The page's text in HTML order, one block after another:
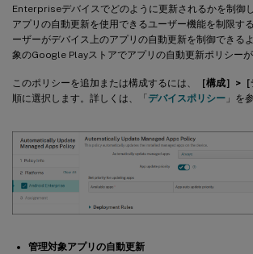
Enterpriseデバイスでどのように更新されるかを制御
アプリの自動更新を使用できるユーザー機能を制限す
ーザーがデバイス上のアプリの自動更新を制御できる
象のGoogle Playストアでアプリの自動更新ポリシーが
このポリシーを追加または構成するには、 ［構成］>
順に選択します。詳しくは、「デバイスポリシー 」を
管理対象アプリの自動更新